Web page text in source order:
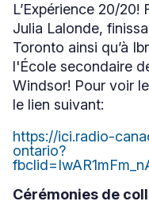
L’Expérience 20/
Julia Lalonde,
Toronto ainsi qu’à
l'École secondaire
Windsor! Pour voir
le lien suivant:
https://ici.radio-
ontario?
Ce
lien
s'ouvrira
dans
Cérémonies de